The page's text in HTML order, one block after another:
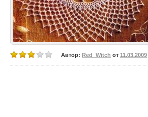
Автор: Red_Witch от 11.03.2009